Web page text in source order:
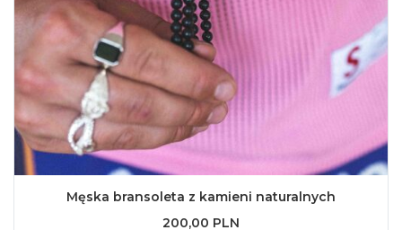
Męska bransoleta z kamieni naturalnych
200,00 PLN